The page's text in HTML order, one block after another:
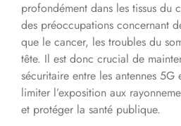
profondément dans les tissus du
des préoccupations concernant
que le cancer, les troubles du
tête. Il est donc crucial de
sécuritaire entre les antennes
limiter l’exposition aux
et protéger la santé publique.